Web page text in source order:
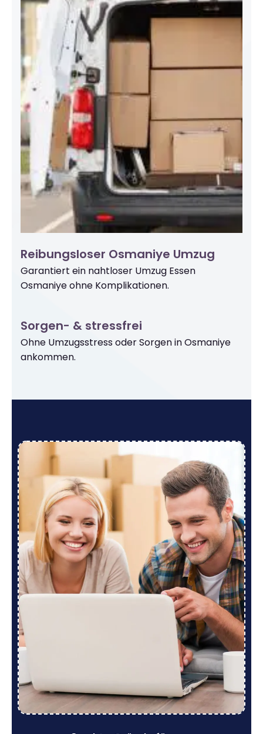
Reibungsloser Osmaniye Umzug
Garantiert ein nahtloser Umzug Essen
Osmaniye ohne Komplikationen.
Sorgen- & stressfrei
Ohne Umzugsstress oder Sorgen in Osmaniye
ankommen.